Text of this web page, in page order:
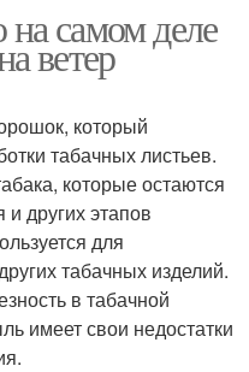
самом деле
ветер
который
табачных листьев.
которые остаются
и других этапов
для
табачных изделий.
в табачной
имеет свои недостатки